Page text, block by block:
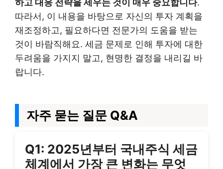
하고 대응 전략을 세우는 것이 매우 중요합니다.
따라서, 이 내용을 바탕으로 자신의 투자 계획을
재조정하고, 필요하다면 전문가의 도움을 받는
것이 바람직해요. 세금 문제로 인해 투자에 대한
두려움을 가지지 말고, 현명한 결정을 내리길 바
랍니다.
자주 묻는 질문 Q&A
Q1: 2025년부터 국내주식 세금
체계에서 가장 큰 변화는 무엇